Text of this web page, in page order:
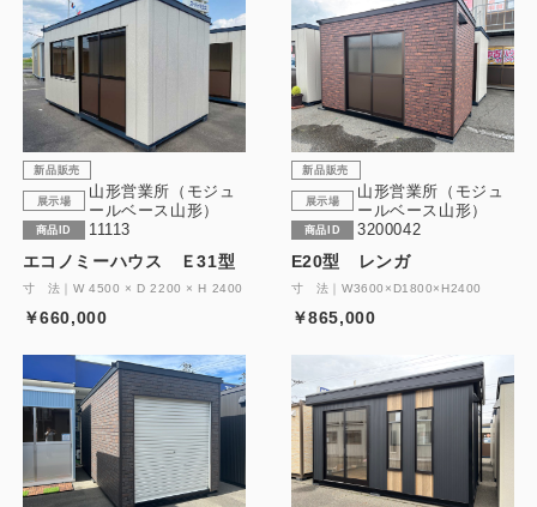
新品販売
展示場
山形営業所（モジュ
ールベース山形）
商品ID 11113
エコノミーハウス Ｅ31型
寸 法｜W 4500 × D 2200 × H 2400
￥660,000
新品販売
展示場
山形営業所（モジュ
ールベース山形）
商品ID 3200042
E20型 レンガ
寸 法｜W3600×D1800×H2400
￥865,000